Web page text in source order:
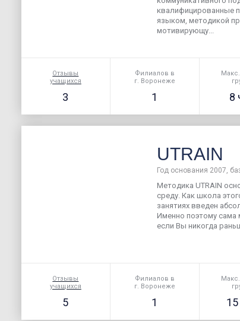
квалифицированные
языком, методикой
мотивирующу...
Отзывы
учащихся
3
Филиалов в
г. Воронеже
1 8
UTRAIN
Год основания 2007,
Методика UTRAIN
среду. Как школа
занятиях введен
Именно поэтому сама
если Вы никогда
Отзывы
учащихся
5
Филиалов в
г. Воронеже
1